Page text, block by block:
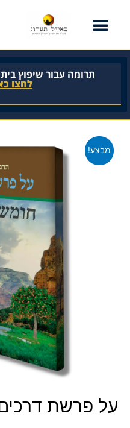
תרומה עבור שיפוץ
לחצו
מבצע!
על פרשת